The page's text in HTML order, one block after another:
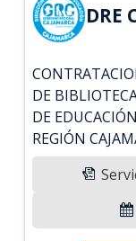
DRE
DE
DE
REGIÓN